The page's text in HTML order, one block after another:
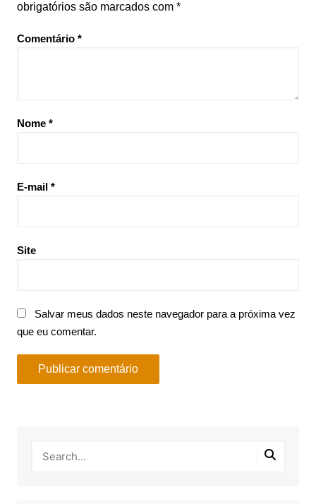
obrigatórios são marcados com *
Comentário *
Nome *
E-mail *
Site
Salvar meus dados neste navegador para a próxima vez
que eu comentar.